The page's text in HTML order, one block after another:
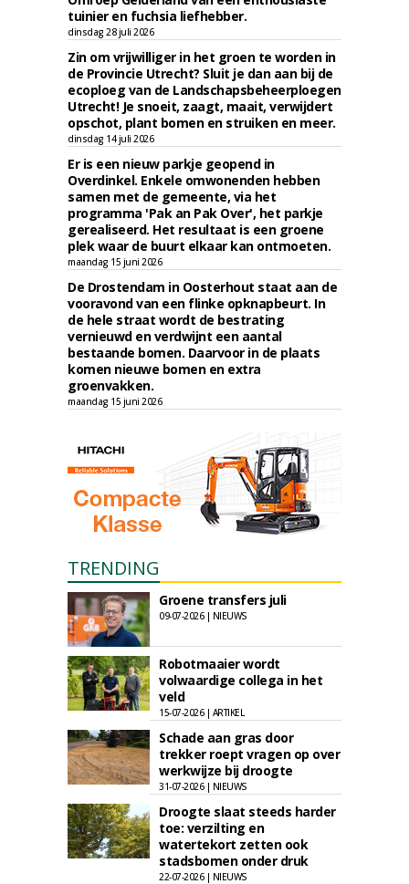
tuinier en fuchsia liefhebber.
dinsdag 28 juli 2026
Zin om vrijwilliger in het groen te worden in
de Provincie Utrecht? Sluit je dan aan bij de
ecoploeg van de Landschapsbeheerploegen
Utrecht! Je snoeit, zaagt, maait, verwijdert
opschot, plant bomen en struiken en meer.
dinsdag 14 juli 2026
Er is een nieuw parkje geopend in
Overdinkel. Enkele omwonenden hebben
samen met de gemeente, via het
programma 'Pak an Pak Over', het parkje
gerealiseerd. Het resultaat is een groene
plek waar de buurt elkaar kan ontmoeten.
maandag 15 juni 2026
De Drostendam in Oosterhout staat aan de
vooravond van een flinke opknapbeurt. In
de hele straat wordt de bestrating
vernieuwd en verdwijnt een aantal
bestaande bomen. Daarvoor in de plaats
komen nieuwe bomen en extra
groenvakken.
maandag 15 juni 2026
TRENDING
Groene transfers juli
09-07-2026 | NIEUWS
Robotmaaier wordt
volwaardige collega in het
veld
15-07-2026 | ARTIKEL
Schade aan gras door
trekker roept vragen op over
werkwijze bij droogte
31-07-2026 | NIEUWS
Droogte slaat steeds harder
toe: verzilting en
watertekort zetten ook
stadsbomen onder druk
22-07-2026 | NIEUWS